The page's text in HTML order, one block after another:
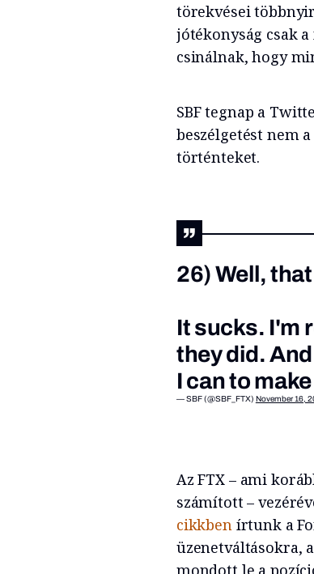
törekvései
jótékonyság csak
csinálnak, hogy
SBF tegnap a
beszélgetést nem
történteket.
26) Well,
It sucks. I'm
they did.
I can to
— SBF (@SBF_FTX) November 16,
Az FTX – ami
számított –
cikkben írtunk a
üzenetváltásokra,
mondott le a